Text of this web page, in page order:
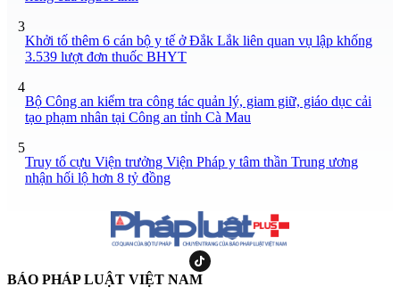
3
Khởi tố thêm 6 cán bộ y tế ở Đắk Lắk liên quan vụ lập khống
3.539 lượt đơn thuốc BHYT
4
Bộ Công an kiểm tra công tác quản lý, giam giữ, giáo dục cải
tạo phạm nhân tại Công an tỉnh Cà Mau
5
Truy tố cựu Viện trưởng Viện Pháp y tâm thần Trung ương
nhận hối lộ hơn 8 tỷ đồng
BÁO PHÁP LUẬT VIỆT NAM